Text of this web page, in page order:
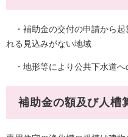
・補助金の交付の申請から起
れる見込みがない地域
・地形等により公共下水道へ
補助金の額及び人槽